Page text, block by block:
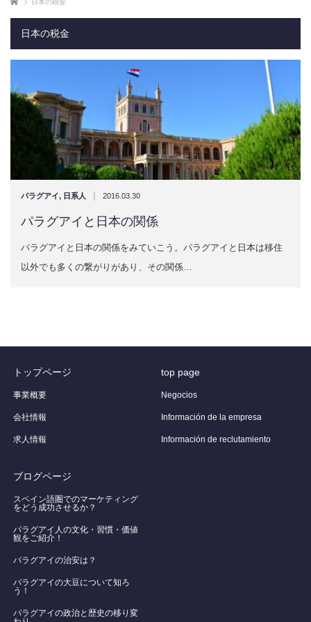
日本の税金
日本の税金
パラグアイ, 日系人 | 2016.03.30
パラグアイと日本の関係
パラグアイと日本の関係をみていこう。​パラグアイと日本は移住
以外でも多くの繋がりがあり、その関係…
トップページ
事業概要
会社情報
求人情報
top page
Negocios
Información de la empresa
Información de reclutamiento
ブログページ
スペイン語圏でのマーケティング
をどう成功させるか？
パラグアイ人の文化・習慣・価値
観をご紹介！
​パラグアイの治安は？
パラグアイの大豆について知ろ
う！
​パラグアイの政治と歴史の移り変